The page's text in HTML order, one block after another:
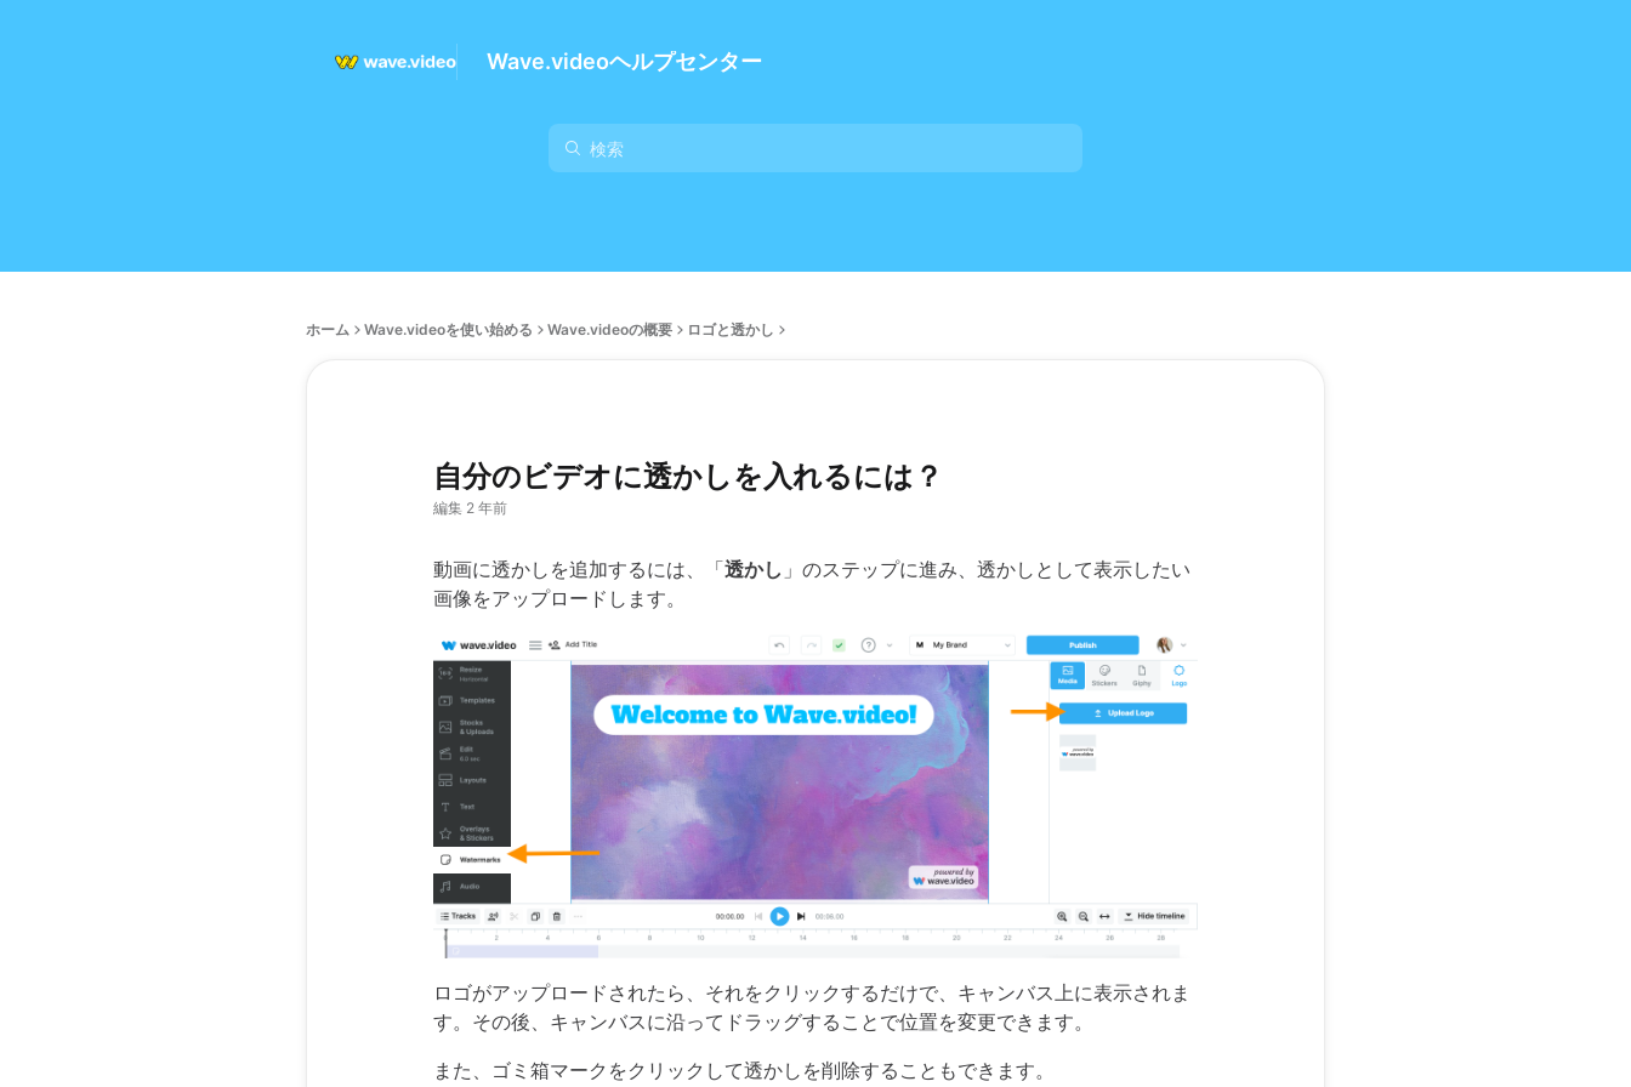
Wave.videoヘルプセンター
ホーム Wave.videoを使い始める Wave.videoの概要 ロゴと透かし
自分のビデオに透かしを入れるには？
編集 2 年前
動画に透かしを追加するには、「透かし 」のステップに進み、透かしとして表示したい
画像をアップロードします。
ロゴがアップロードされたら、それをクリックするだけで、キャンバス上に表示されま
す。その後、キャンバスに沿ってドラッグすることで位置を変更できます。
また、ゴミ箱マークをクリックして透かしを削除することもできます。